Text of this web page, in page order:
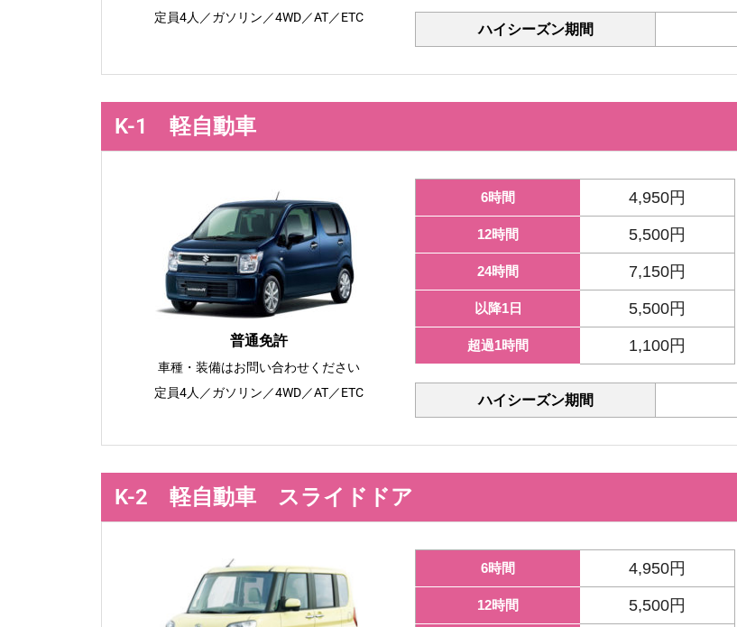
定員4人／ガソリン／4WD／AT／ETC
ハイシーズン期間
K-1 軽自動車
普通免許
車種・装備はお問い合わせください
定員4人／ガソリン／4WD／AT／ETC
6時間 4,950円
12時間 5,500円
24時間 7,150円
以降1日 5,500円
超過1時間 1,100円
ハイシーズン期間
K-2 軽自動車 スライドドア
6時間 4,950円
12時間 5,500円